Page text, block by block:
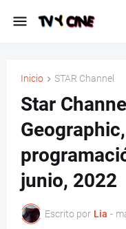
Inicio STAR Channel
Star
junio, 2022
Escrito por Lia -